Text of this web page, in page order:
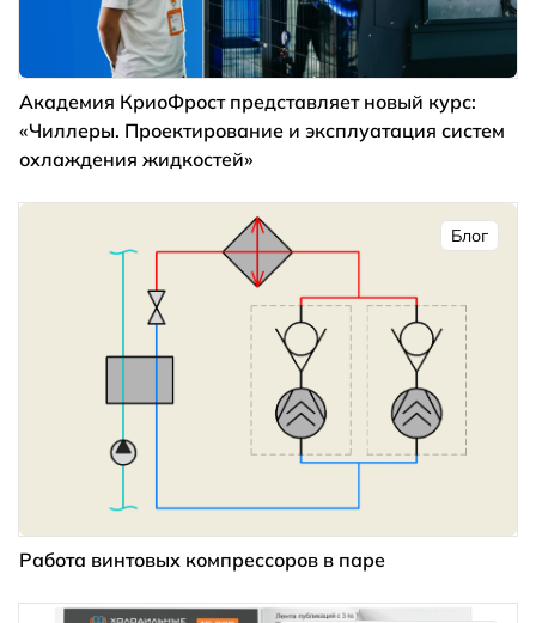
Академия КриоФрост представляет новый курс:
«Чиллеры. Проектирование и эксплуатация систем
охлаждения жидкостей»
Блог
Работа винтовых компрессоров в паре